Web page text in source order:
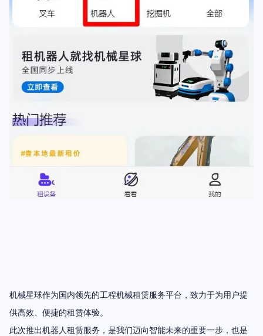
机械星球作为国内领先的工程机械租赁服务平台，致力于为用户提
供高效、便捷的租赁体验。
此次推出机器人租赁服务，是我们迈向智能未来的重要一步，也是